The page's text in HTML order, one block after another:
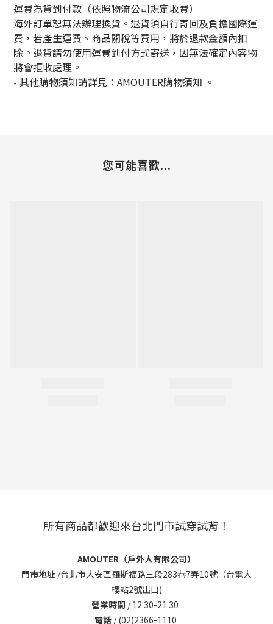
運費為貨到付款（依照物流公司規定收費）
海外訂單恕無法辦理換貨。退貨須自行寄回及負擔國際運
費，若產生運費、商品關稅等費用，將於退款金額內扣
除。退貨請勿使用運費到付方式寄送，因無法確定內容物
將會拒收處理。
- 其他購物須知請詳見： AMOUTER購物須知 。
您可能喜歡...
所有商品都歡迎來台北門市試穿試背！
AMOUTER（戶外人有限公司）
門市地址 /台北市大安區羅斯福路三段283巷7弄10號（台電大
樓站2號出口)
營業時間 / 12:30-21:30
電話 / (02)2366-1110